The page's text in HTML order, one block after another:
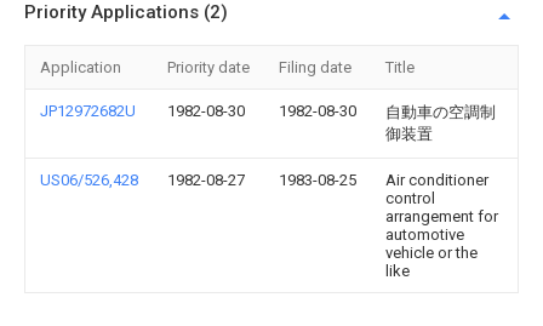
Priority Applications (2)
Application Priority date Filing date Title
JP12972682U 1982-08-30 1982-08-30
自動車の空調制
御装置
US06/526,428 1982-08-27 1983-08-25
Air conditioner
control
arrangement for
automotive
vehicle or the
like